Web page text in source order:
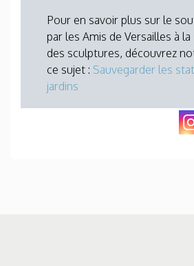
Pour en savoir plus sur le
par les Amis de Versailles à
des sculptures, découvrez
ce sujet : Sauvegarder les
jardins